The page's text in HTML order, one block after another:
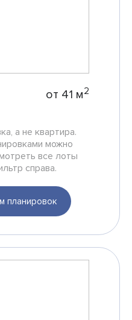
от 41 м2
а не квартира.
можно
все лоты
справа.
планировок